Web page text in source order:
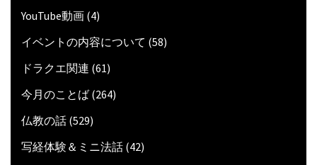
YouTube動画 (4)
イベントの内容について (58)
ドラクエ関連 (61)
今月のことば (264)
仏教の話 (529)
写経体験＆ミニ法話 (42)